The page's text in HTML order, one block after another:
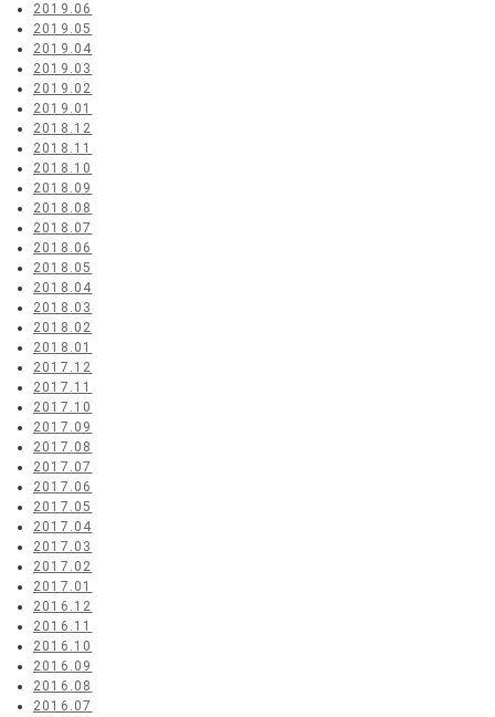
2019.06
2019.05
2019.04
2019.03
2019.02
2019.01
2018.12
2018.11
2018.10
2018.09
2018.08
2018.07
2018.06
2018.05
2018.04
2018.03
2018.02
2018.01
2017.12
2017.11
2017.10
2017.09
2017.08
2017.07
2017.06
2017.05
2017.04
2017.03
2017.02
2017.01
2016.12
2016.11
2016.10
2016.09
2016.08
2016.07